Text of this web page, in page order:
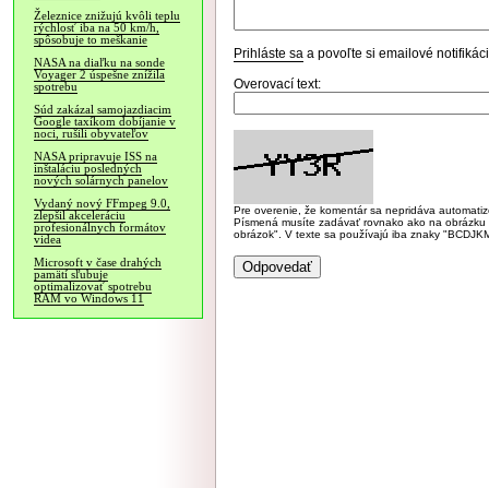
Železnice znižujú kvôli teplu
rýchlosť iba na 50 km/h,
spôsobuje to meškanie
NASA na diaľku na sonde
Voyager 2 úspešne znížila
spotrebu
Súd zakázal samojazdiacim
Google taxíkom dobíjanie v
noci, rušili obyvateľov
NASA pripravuje ISS na
inštaláciu posledných
nových solárnych panelov
Vydaný nový FFmpeg 9.0,
zlepšil akceleráciu
profesionálnych formátov
videa
Microsoft v čase drahých
pamätí sľubuje
optimalizovať spotrebu
RAM vo Windows 11
Prihláste sa a povoľte si emailové
Overovací text:
Pre overenie, že komentár sa nepridáva
Písmená musíte zadávať rovnako ako na
obrázok". V texte sa používajú iba znaky